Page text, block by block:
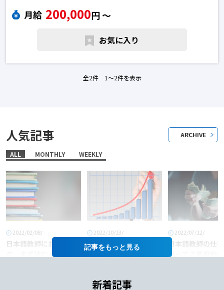
ご質問などございましたら、お気軽へお問い合わせください。日本語教師
の転職求人
月給 200,000円 〜
お気に入り
全2件 1〜2件を表示
人気記事
ALL MONTHLY WEEKLY
ARCHIVE
2022/02/08/
日本語教師におすすめ
の、まず読むべき本6
2022/10/13/
「日本語教師」という
職業に将来性はある
2022/07/12/
日本語教師の仕
料って？年収や
記事を
新着記事